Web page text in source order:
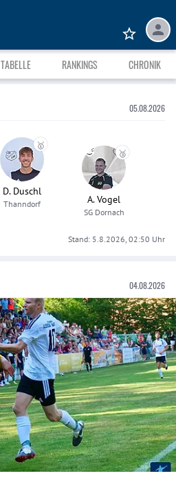
TABELLE RANKINGS CHRONIK
05.08.2026
🥇
D. Duschl
Thanndorf
🥉
A. Vogel
SG Dornach
Stand: 5.8.2026, 02:50 Uhr
04.08.2026